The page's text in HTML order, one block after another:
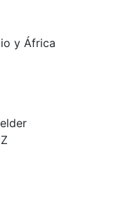
y África